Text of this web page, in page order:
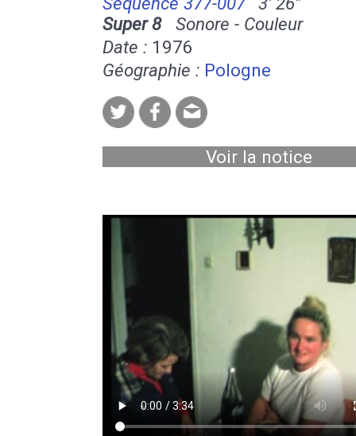
Super 8Sonore - Couleur
Date : 1976
Géographie : Pologne
Voir la notice